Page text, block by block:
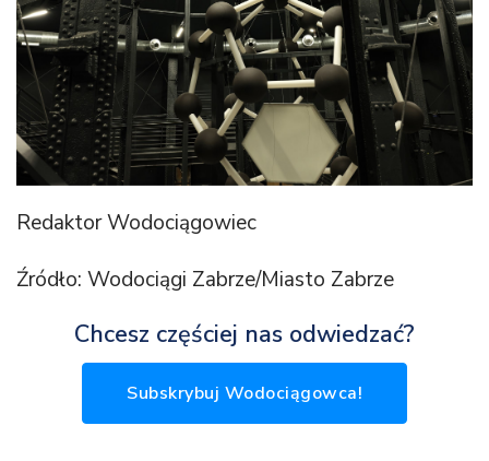
Redaktor Wodociągowiec
Źródło: Wodociągi Zabrze/Miasto Zabrze
Chcesz częściej nas odwiedzać?
Subskrybuj Wodociągowca!